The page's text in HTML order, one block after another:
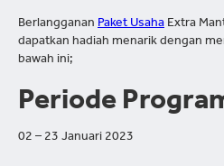
Berlangganan Paket Usaha Extra
dapatkan hadiah menarik dengan
bawah ini;
Periode
02 – 23 Januari 2023